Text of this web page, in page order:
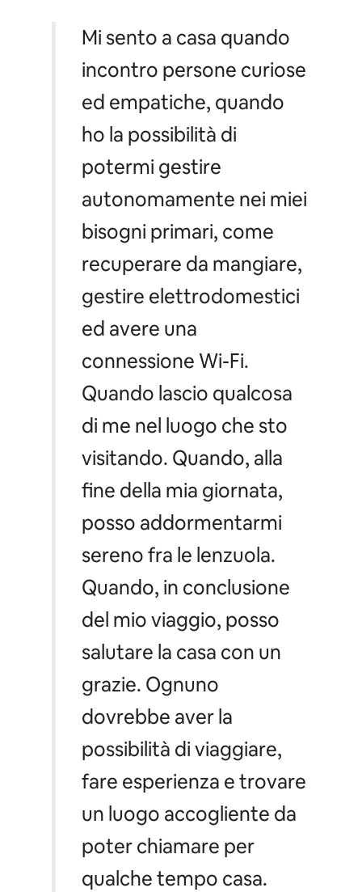
Mi sento a casa quando
incontro persone curiose
ed empatiche, quando
ho la possibilità di
potermi gestire
autonomamente nei miei
bisogni primari, come
recuperare da mangiare,
gestire elettrodomestici
ed avere una
connessione Wi-Fi.
Quando lascio qualcosa
di me nel luogo che sto
visitando. Quando, alla
fine della mia giornata,
posso addormentarmi
sereno fra le lenzuola.
Quando, in conclusione
del mio viaggio, posso
salutare la casa con un
grazie. Ognuno
dovrebbe aver la
possibilità di viaggiare,
fare esperienza e trovare
un luogo accogliente da
poter chiamare per
qualche tempo casa.